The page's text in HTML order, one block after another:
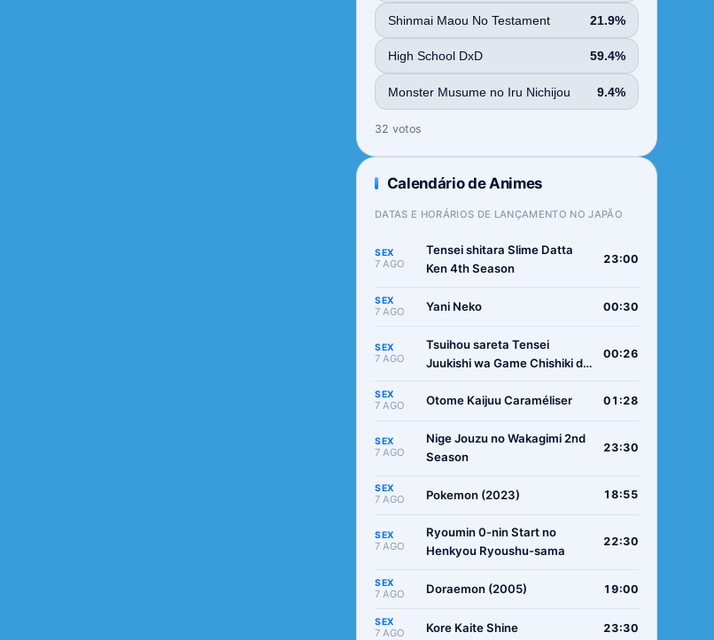
Shinmai Maou No Testament 21.9%
High School DxD 59.4%
Monster Musume no Iru Nichijou 9.4%
32 votos
Calendário de Animes
DATAS E HORÁRIOS DE LANÇAMENTO NO JAPÃO
SEX
7 AGO
Tensei shitara Slime Datta
Ken 4th Season
23:00
SEX
7 AGO Yani Neko 00:30
SEX
7 AGO
Tsuihou sareta Tensei
Juukishi wa Game Chishiki de
00:26
SEX
7 AGO Otome Kaijuu Caraméliser 01:28
SEX
7 AGO
Nige Jouzu no Wakagimi 2nd
Season
23:30
SEX
7 AGO Pokemon (2023) 18:55
SEX
7 AGO
Ryoumin 0-nin Start no
Henkyou Ryoushu-sama
22:30
SEX
7 AGO Doraemon (2005) 19:00
SEX
7 AGO Kore Kaite Shine 23:30